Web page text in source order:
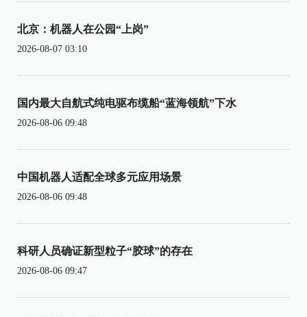
北京：机器人在公园“上岗”
2026-08-07 03:10
国内最大自航式纯电驱布缆船“蓝海领航”下水
2026-08-06 09:48
中国机器人适配全球多元应用场景
2026-08-06 09:48
科研人员确证新型粒子“胶球”的存在
2026-08-06 09:47